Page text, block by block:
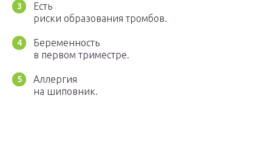
Есть
риски образования тромбов.
Беременность
в первом триместре.
Аллергия
на шиповник.